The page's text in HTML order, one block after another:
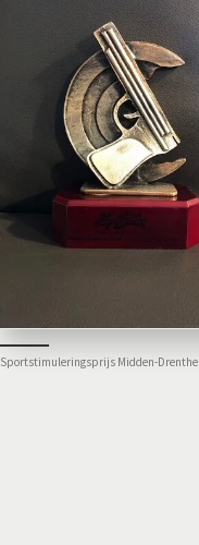
Sportstimuleringsprijs Midden-Drenthe